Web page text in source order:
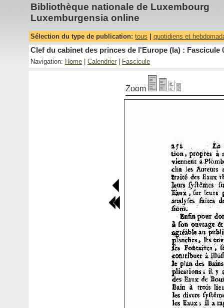
Bibliothèque nationale de Luxembourg
Luxemburgensia online
Sélection du type de publication: tous quotidiens et
Clef du cabinet des princes de l'Europe (la) : Fascicule
Navigation: Home Calendrier Fascicule
Zoom